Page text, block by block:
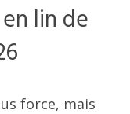
lin de
force, mais